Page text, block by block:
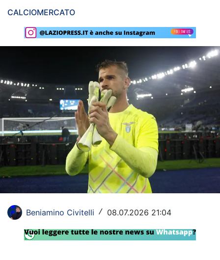
Calciomercato
Lazio Women
Calcio
Serie A
Champions League
Europa League
Formula 1
Tennis
CALCIOMERCATO
Beniamino Civitelli / 08.07.2026 21:04